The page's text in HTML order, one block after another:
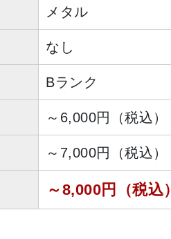
メタル
なし
Bランク
～6,000円（税込）
～7,000円（税込）
～8,000円（税込）